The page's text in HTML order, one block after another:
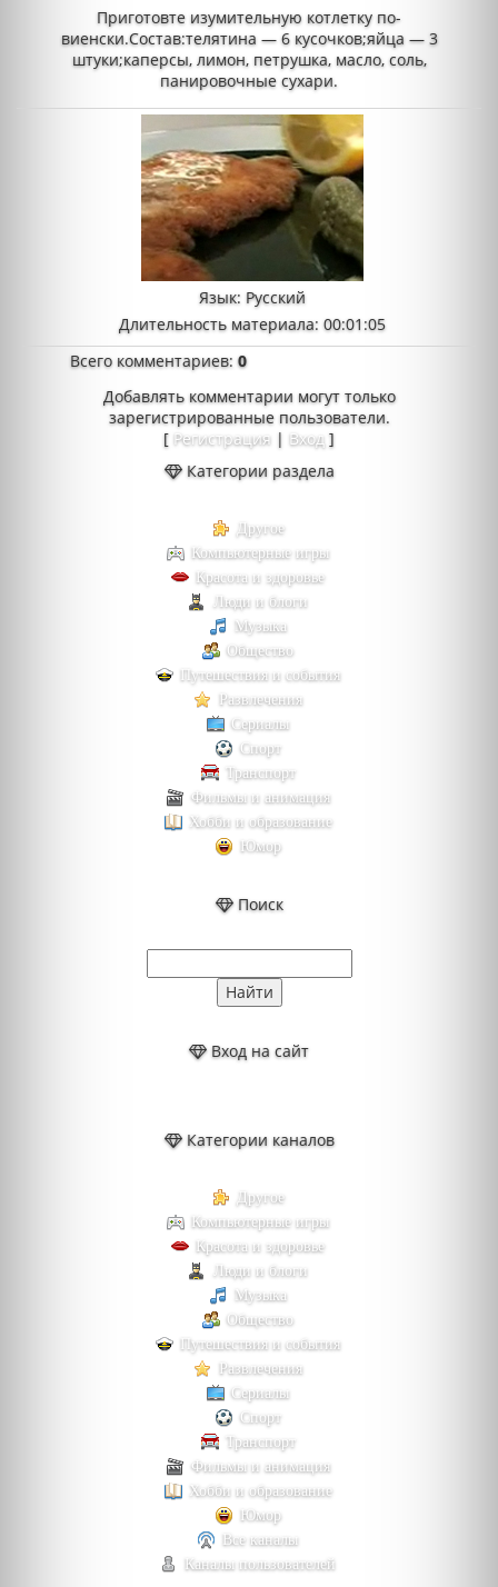
Приготовте изумительную котлетку по-
виенски.Состав:телятина — 6 кусочков;яйца — 3
штуки;каперсы, лимон, петрушка, масло, соль,
панировочные сухари.
Язык: Русский
Длительность материала: 00:01:05
Всего комментариев:0
Добавлять комментарии могут только
зарегистрированные пользователи.
[ Регистрация | Вход ]
Категории раздела
Другое
Компьютерные игры
Красота и здоровье
Люди и блоги
Музыка
Общество
Путешествия и события
Развлечения
Сериалы
Спорт
Транспорт
Фильмы и анимация
Хобби и образование
Юмор
Поиск
Вход на сайт
Категории каналов
Другое
Компьютерные игры
Красота и здоровье
Люди и блоги
Музыка
Общество
Путешествия и события
Развлечения
Сериалы
Спорт
Транспорт
Фильмы и анимация
Хобби и образование
Юмор
Все каналы
Каналы пользователей